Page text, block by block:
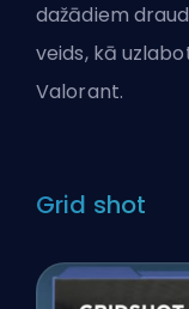
dažādiem
veids, kā
Valorant.
Grid shot